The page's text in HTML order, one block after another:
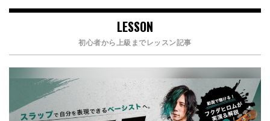
LESSON
初心者から上級までレッスン記事